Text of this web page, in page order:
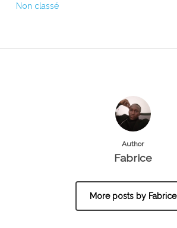
Non classé
Author
Fabrice
More posts by Fabrice